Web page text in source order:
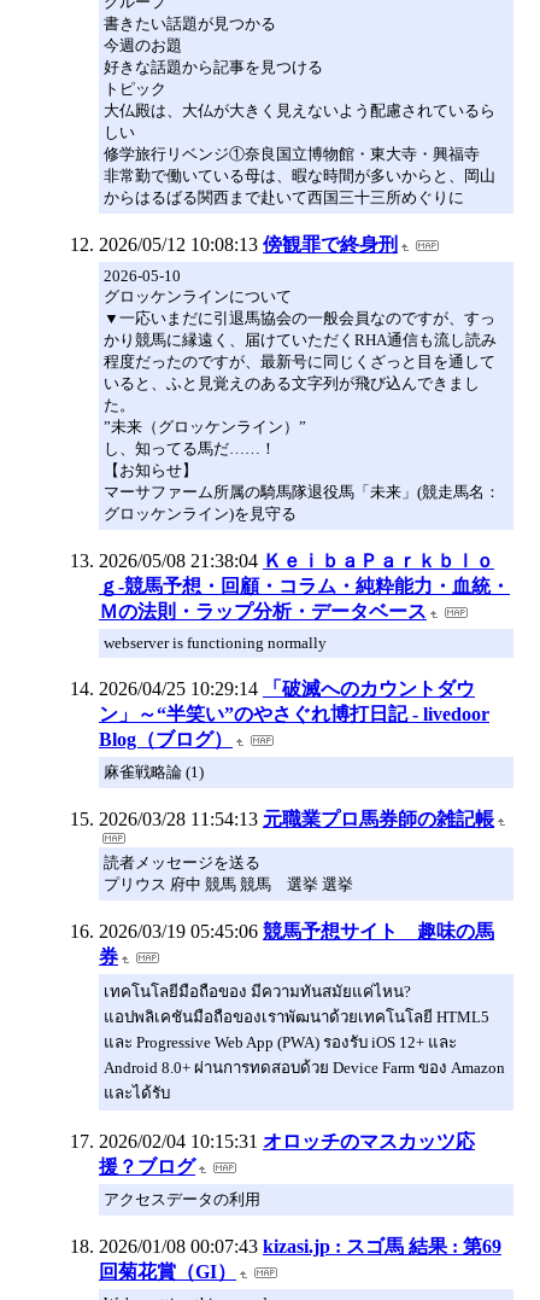
書きたい話題が見つかる
今週のお題
好きな話題から記事を見つける
トピック
大仏殿は、大仏が大きく見えないよう配慮されているら
しい
修学旅行リベンジ①奈良国立博物館・東大寺・興福寺
非常勤で働いている母は、暇な時間が多いからと、岡山
からはるばる関西まで赴いて西国三十三所めぐりに
2026/05/12 10:08:13 傍観罪で終身刑
2026-05-10
グロッケンラインについて
▼一応いまだに引退馬協会の一般会員なのですが、すっ
かり競馬に縁遠く、届けていただくRHA通信も流し読み
程度だったのですが、最新号に同じくざっと目を通して
いると、ふと見覚えのある文字列が飛び込んできまし
た。
”未来（グロッケンライン）”
し、知ってる馬だ……！
【お知らせ】
マーサファーム所属の騎馬隊退役馬「未来」(競走馬名：
グロッケンライン)を見守る
2026/05/08 21:38:04 ＫｅｉｂａＰａｒｋｂｌｏ
ｇ-競馬予想・回顧・コラム・純粋能力・血統・
Ｍの法則・ラップ分析・データベース
webserver is functioning normally
2026/04/25 10:29:14
「破滅へのカウントダウ
ン」～“半笑い”のやさぐれ博打日記 - livedoor
Blog（ブログ）
麻雀戦略論 (1)
2026/03/28 11:54:13 元職業プロ馬券師の雑記帳
読者メッセージを送る
プリウス 府中 競馬 競馬 選挙 選挙
2026/03/19 05:45:06 競馬予想サイト 趣味の馬
券
เทคโนโลยีมือถือของ มีความทันสมัยแค่ไหน?
แอปพลิเคชันมือถือของเราพัฒนาด้วยเทคโนโลยี HTML5
และ Progressive Web App (PWA) รองรับ iOS 12+ และ
Android 8.0+ ผ่านการทดสอบด้วย Device Farm ของ Amazon
และได้รับ
2026/02/04 10:15:31 オロッチのマスカッツ応
援？ブログ
アクセスデータの利用
2026/01/08 00:07:43 kizasi.jp : スゴ馬 結果 : 第69
回菊花賞（GI）